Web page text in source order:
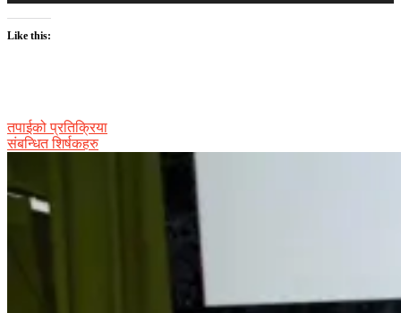
Like this:
तपाईको प्रतिक्रिया
संबन्धित शिर्षकहरु